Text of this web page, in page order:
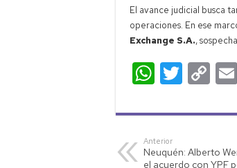
El avance judicial busca
operaciones. En ese
Exchange S.A.,
W
h
at
s
A
T
wi
tt
C
o
p
Li
Anterior
Neuquén: Alberto
el acuerdo con YPF